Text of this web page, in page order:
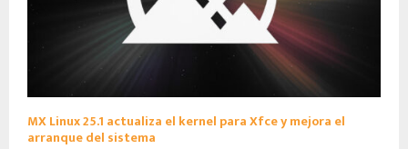
MX Linux 25.1 actualiza el kernel para Xfce y mejora el
arranque del sistema